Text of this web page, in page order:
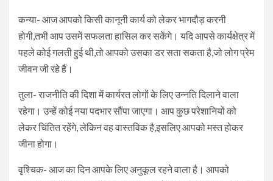
कन्या- आज आपको किसी कानूनी कार्य को लेकर भागदौड़ करनी
होगी,तभी आप उसमें सफलता हासिल कर सकेंगे। यदि आपसे कार्यक्षेत्र में
पहले कोई गलती हुई थी,तो आपको उसका डर सता सकता है,जो लोग प्रेम
जीवन जी रहे हैं।
तुला- राजनीति की दिशा में कार्यरत लोगों के लिए उन्नति दिलाने वाला
रहेगा। उन्हें कोई नया पदभार सौंपा जाएगा। आप कुछ परेशानियों को
लेकर चिंतित रहेंगे, लेकिन वह वास्तविक है,इसलिए आपको मस्त होकर
जीना होगा।
वृश्चिक- आज का दिन आपके लिए अनुकूल रहने वाला है। आपको